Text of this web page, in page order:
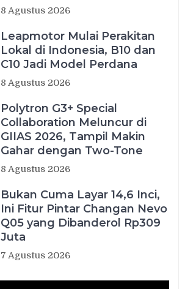
8 Agustus 2026
Leapmotor Mulai Perakitan
Lokal di Indonesia, B10 dan
C10 Jadi Model Perdana
8 Agustus 2026
Polytron G3+ Special
Collaboration Meluncur di
GIIAS 2026, Tampil Makin
Gahar dengan Two-Tone
8 Agustus 2026
Bukan Cuma Layar 14,6 Inci,
Ini Fitur Pintar Changan Nevo
Q05 yang Dibanderol Rp309
Juta
7 Agustus 2026